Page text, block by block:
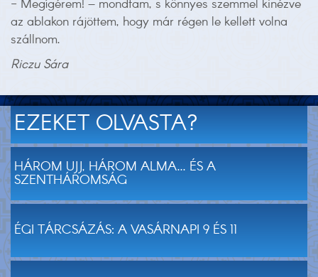
- Megígérem! – mondtam, s könnyes szemmel kinézve
az ablakon rájöttem, hogy már régen le kellett volna
szállnom.
Riczu Sára
EZEKET OLVASTA?
HÁROM UJJ, HÁROM ALMA... ÉS A
SZENTHÁROMSÁG
ÉGI TÁRCSÁZÁS: A VASÁRNAPI 9 ÉS 11